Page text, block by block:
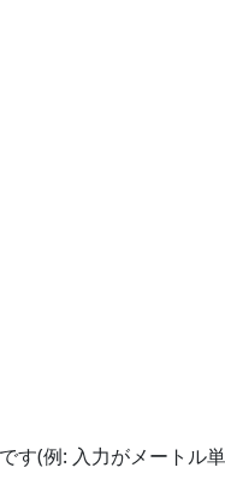
す(例: 入力がメートル